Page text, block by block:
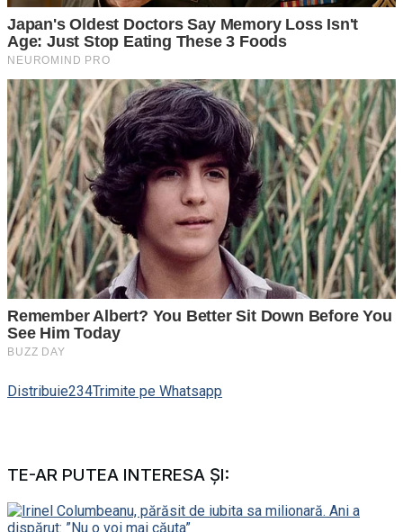
Distribuie234Trimite pe Whatsapp
TE-AR PUTEA INTERESA ȘI: